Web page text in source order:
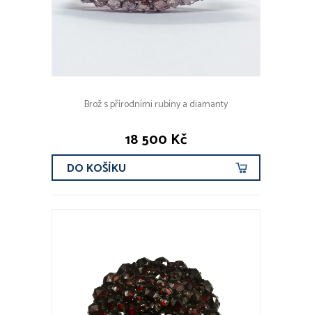
Brož s přírodními rubíny a diamanty
18 500 Kč
DO KOŠÍKU